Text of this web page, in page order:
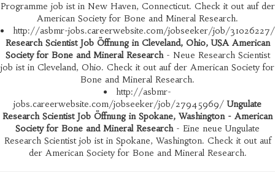
Programme job ist in New Haven, Connecticut. Check it out auf der
American Society for Bone and Mineral Research.
http://asbmr-jobs.careerwebsite.com/jobseeker/job/31026227/
Research Scientist Job Öffnung in Cleveland, Ohio, USA American
Society for Bone and Mineral Research- Neue Research Scientist
job ist in Cleveland, Ohio. Check it out auf der American Society for
Bone and Mineral Research.
http://asbmr-
jobs.careerwebsite.com/jobseeker/job/27945969/Ungulate
Research Scientist Job Öffnung in Spokane, Washington - American
Society for Bone and Mineral Research- Eine neue Ungulate
Research Scientist job ist in Spokane, Washington. Check it out auf
der American Society for Bone and Mineral Research.